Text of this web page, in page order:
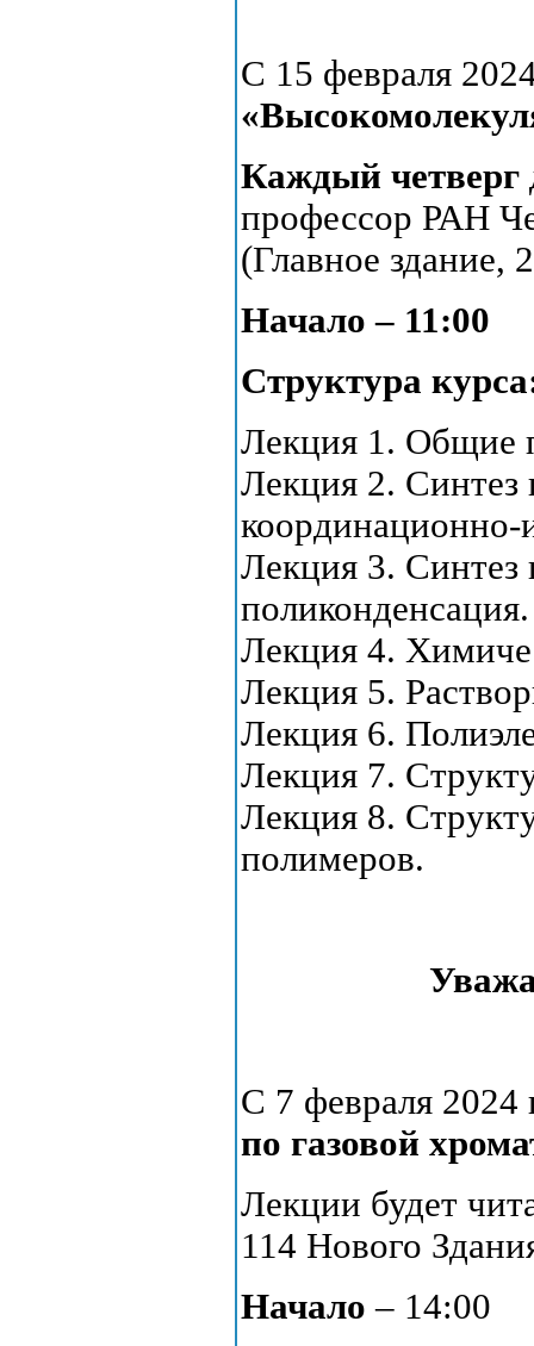
С 15 февраля
Каждый четверг
профессор РАН
(Главное здание,
Начало – 11:00
Структура
Лекция 1. Общие
Лекция 2. Синтез
координационно-
Лекция 3. Синтез
поликонденсация.
Лекция 4.
Лекция 5.
Лекция 6.
Лекция 7.
Лекция 8.
полимеров.
С 7 февраля 2024
по газовой
Лекции будет
114 Нового
Начало – 14:00